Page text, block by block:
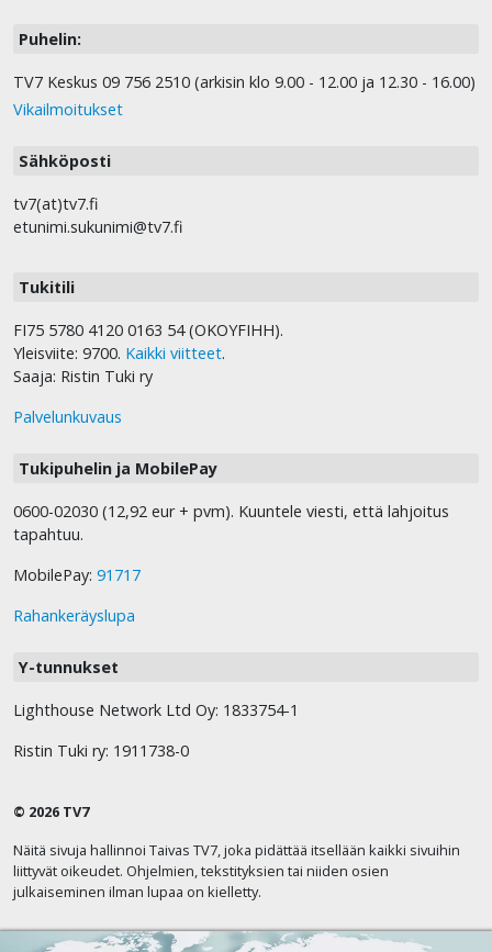
Puhelin:
TV7 Keskus 09 756 2510 (arkisin klo 9.00 - 12.00 ja 12.30 - 16.00)
Vikailmoitukset
Sähköposti
tv7(at)tv7.fi
etunimi.sukunimi@tv7.fi
Tukitili
FI75 5780 4120 0163 54 (OKOYFIHH).
Yleisviite: 9700. Kaikki viitteet.
Saaja: Ristin Tuki ry
Palvelunkuvaus
Tukipuhelin ja MobilePay
0600-02030 (12,92 eur + pvm). Kuuntele viesti, että lahjoitus
tapahtuu.
MobilePay: 91717
Rahankeräyslupa
Y-tunnukset
Lighthouse Network Ltd Oy: 1833754-1
Ristin Tuki ry: 1911738-0
© 2026 TV7
Näitä sivuja hallinnoi Taivas TV7, joka pidättää itsellään kaikki sivuihin
liittyvät oikeudet. Ohjelmien, tekstityksien tai niiden osien
julkaiseminen ilman lupaa on kielletty.